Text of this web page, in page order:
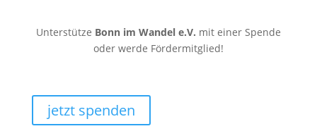
Unterstütze Bonn im Wandel e.V. mit einer Spende
oder werde Fördermitglied!
jetzt spenden